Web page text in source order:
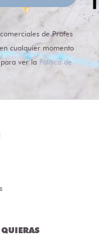
de Profes
cualquier momento
ver la Política de